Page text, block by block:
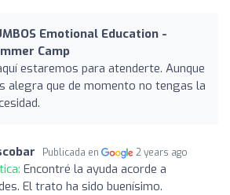
Emotional Education -
Camp
estaremos para atenderte. Aunque
alegra que de momento no tengas la
Publicada en 2 years ago
Encontré la ayuda acorde a
El trato ha sido buenísimo.